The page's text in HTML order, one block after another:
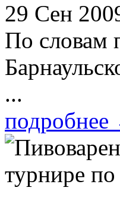
29 Сен
По словам
...
подробнее